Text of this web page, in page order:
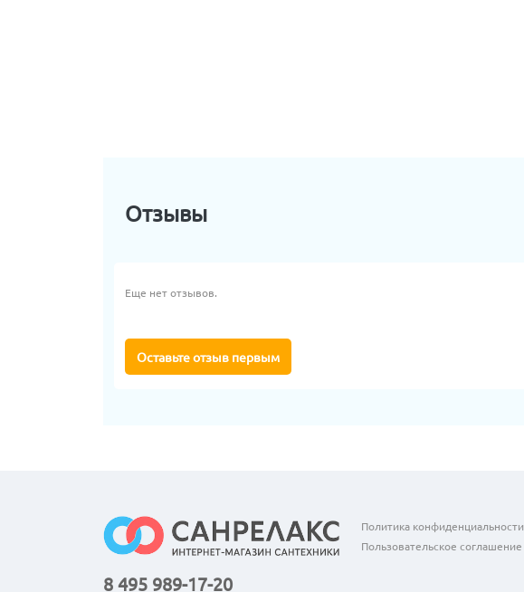
Отзывы
Еще нет отзывов.
Оставьте отзыв первым
8 495 989-17-20
Политика конфиденциальности
Пользовательское соглашение